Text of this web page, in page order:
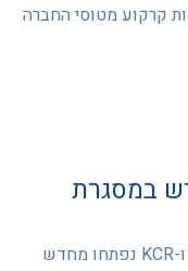
קרקוע מטוסי החברה
במסגרת
כחלק מתהליך הקפאה בהובלת הנאמנים ו-KCR נפתחו מחדש